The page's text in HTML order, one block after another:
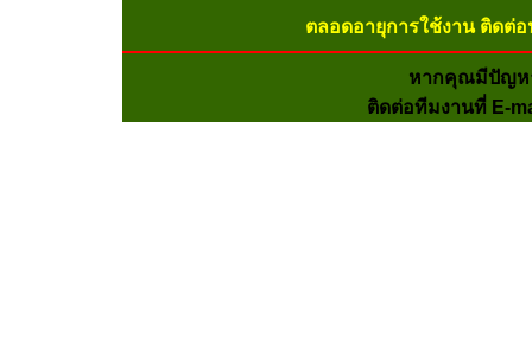
ตลอดอายุการใช้งาน ติดต่
หากคุณมีปัญห
ติดต่อทีมงานที่ E-